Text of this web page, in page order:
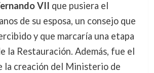
VII que pusiera el
de su esposa, un consejo que
y que marcaría una etapa
la Restauración. Además, fue el
la creación del Ministerio de